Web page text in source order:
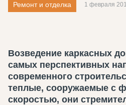
Ремонт и отделка 1 февраля
Возведение каркасных
самых перспективных
современного
теплые, сооружаемые с
скоростью, они